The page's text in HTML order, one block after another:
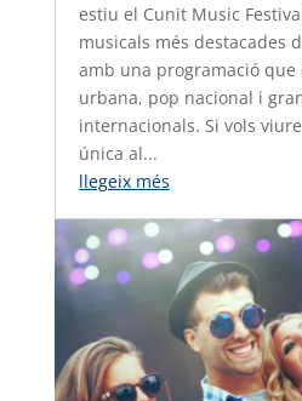
estiu el Cunit Music
musicals més destacades
amb una programació que
urbana, pop nacional i
internacionals. Si vols
única al...
llegeix més